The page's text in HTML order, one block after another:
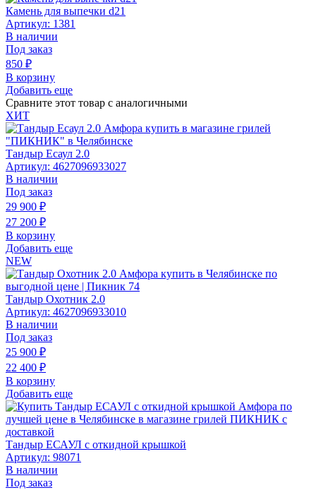
Камень для выпечки d21
Артикул: 1381
В наличии
Под заказ
850 ₽
В корзину
Добавить еще
Сравните этот товар с аналогичными
ХИТ
Тандыр Есаул 2.0
Артикул: 4627096933027
В наличии
Под заказ
29 900 ₽
27 200 ₽
В корзину
Добавить еще
NEW
Тандыр Охотник 2.0
Артикул: 4627096933010
В наличии
Под заказ
25 900 ₽
22 400 ₽
В корзину
Добавить еще
Тандыр ЕСАУЛ c откидной крышкой
Артикул: 98071
В наличии
Под заказ